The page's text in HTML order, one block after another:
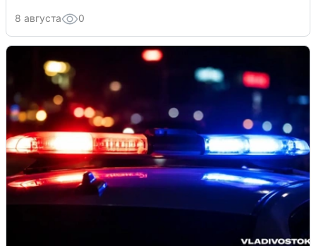
8 августа 0